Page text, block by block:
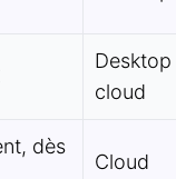
Desktop
cloud
dès
Cloud